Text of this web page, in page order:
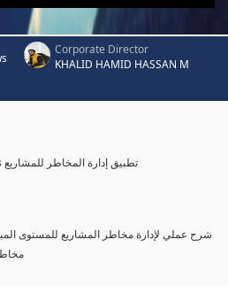
Corporate Director
KHALID HAMID HASSAN M
Practice Managing Project Risks تطبيق إدارة المخاطر للمشاريع
شرح عملي لإدارة مخاطر المشاريع للمستوى